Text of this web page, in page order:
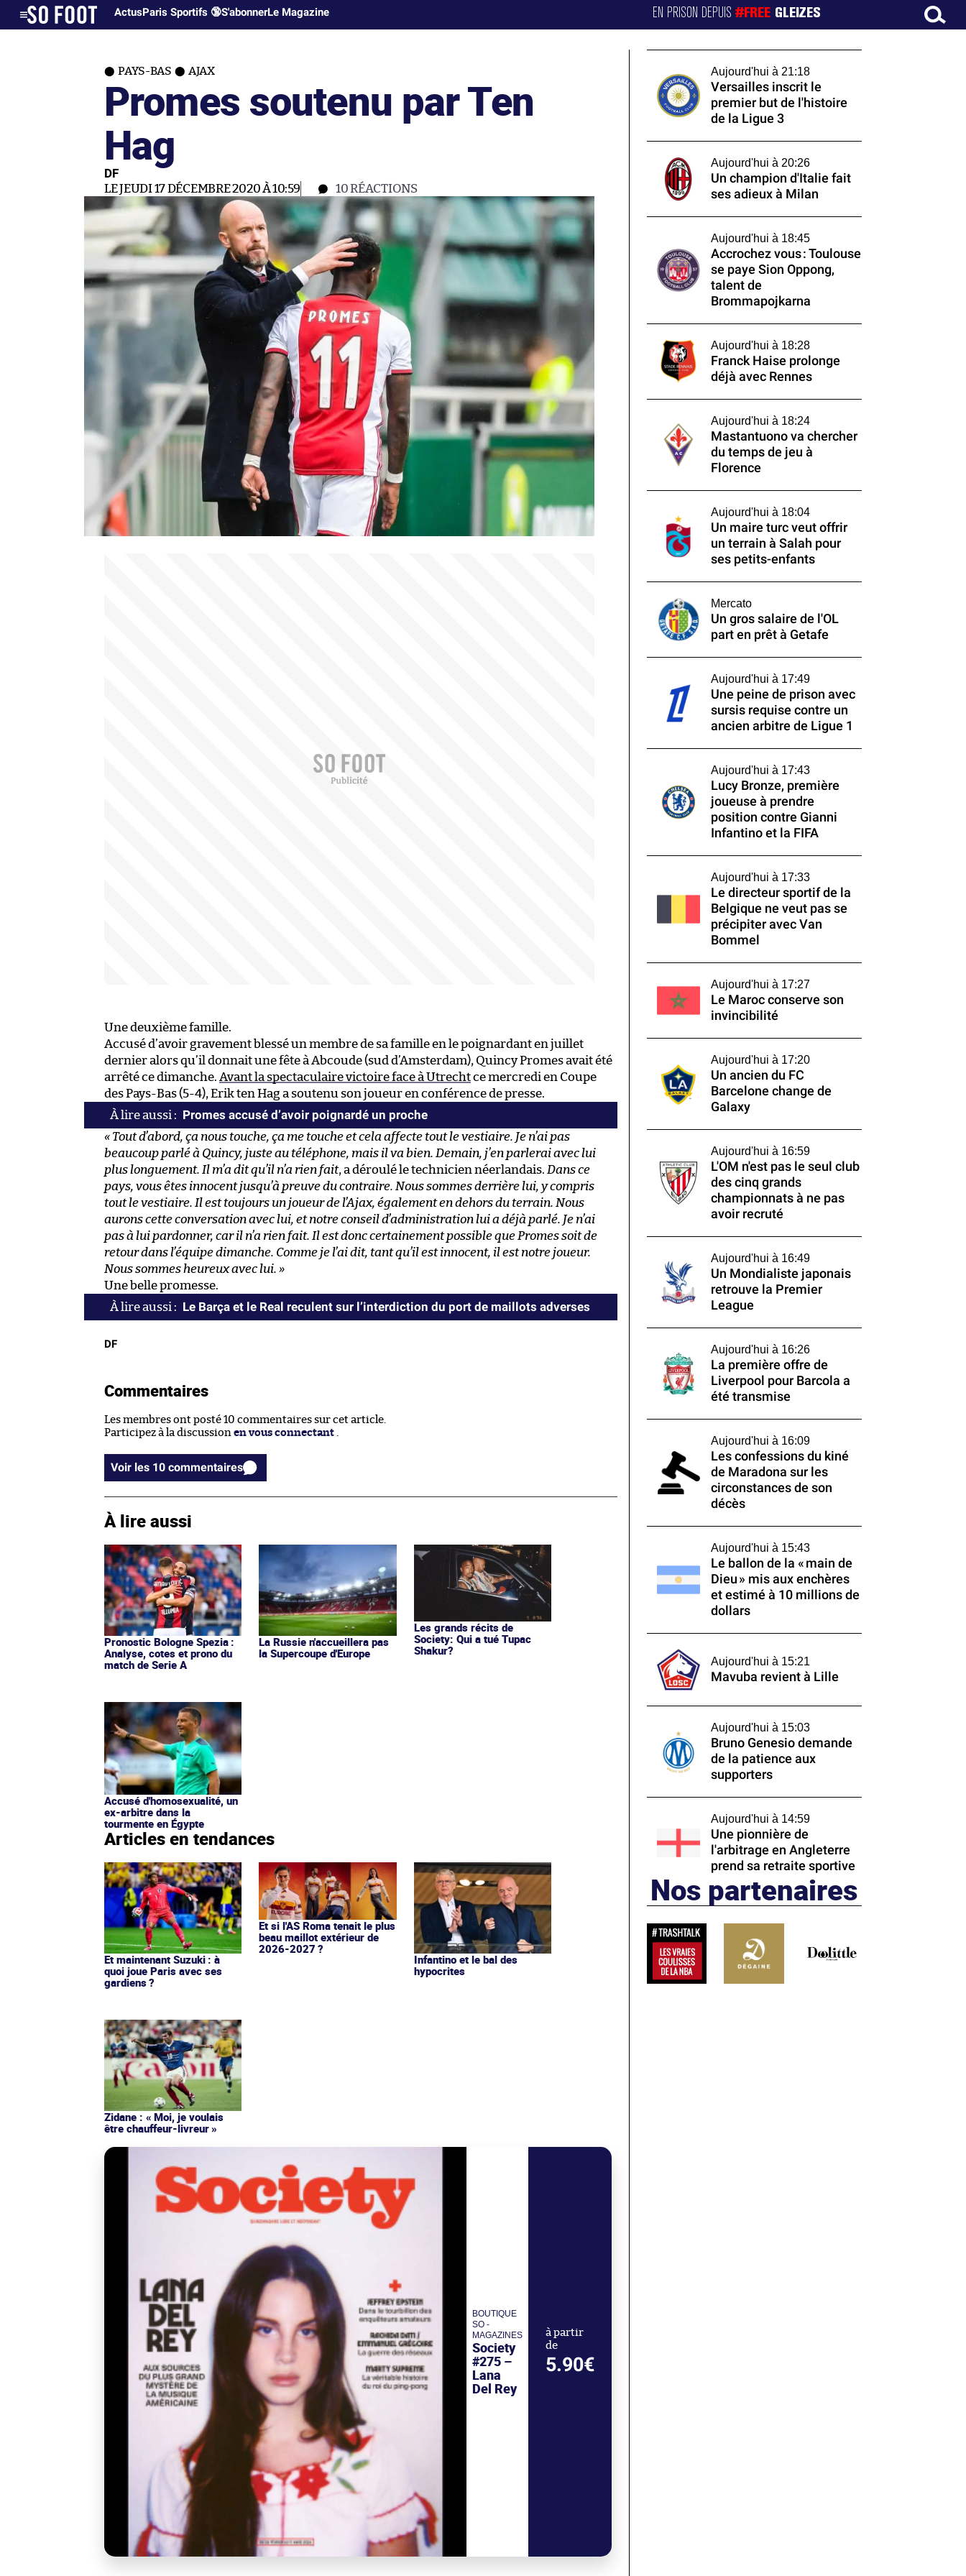
ActusParis Sportifs 🔞S'abonnerLe Magazine EN PRISON DEPUIS#FREE GLEIZES
PAYS-BAS AJAX
Promes soutenu par Ten
Hag
DF
LE JEUDI 17 DÉCEMBRE 2020 À 10:59 10RÉACTIONS
Une deuxième famille.
Accusé d’avoir gravement blessé un membre de sa famille en le poignardant en juillet
dernier alors qu’il donnait une fête à Abcoude (sud d’Amsterdam), Quincy Promes avait été
arrêté ce dimanche. Avant la spectaculaire victoire face à Utrechtce mercredi en Coupe
des Pays-Bas (5-4), Erik ten Hag a soutenu son joueur en conférence de presse.
Promes accusé d’avoir poignardé un proche
« Tout d’abord, ça nous touche, ça me touche et cela affecte tout le vestiaire. Je n’ai pas
beaucoup parlé à Quincy, juste au téléphone, mais il va bien. Demain, j’en parlerai avec lui
plus longuement. Il m’a dit qu’il n’a rien fait, a déroulé le technicien néerlandais. Dans ce
pays, vous êtes innocent jusqu’à preuve du contraire. Nous sommes derrière lui, y compris
tout le vestiaire. Il est toujours un joueur de l’Ajax, également en dehors du terrain. Nous
aurons cette conversation avec lui, et notre conseil d’administration lui a déjà parlé. Je n’ai
pas à lui pardonner, car il n’a rien fait. Il est donc certainement possible que Promes soit de
retour dans l’équipe dimanche. Comme je l’ai dit, tant qu’il est innocent, il est notre joueur.
Nous sommes heureux avec lui. »
Une belle promesse.
Le Barça et le Real reculent sur l’interdiction du port de maillots adverses
DF
Commentaires
Les membres ont posté 10 commentaires sur cet article.
Participez à la discussion en vous connectant .
Voir les 10 commentaires
À lire aussi
Pronostic Bologne Spezia :
Analyse, cotes et prono du
match de Serie A
La Russie n'accueillera pas
la Supercoupe d'Europe
Les grands récits de
Society: Qui a tué Tupac
Shakur?
Accusé d'homosexualité, un
ex-arbitre dans la
tourmente en Égypte
Articles en tendances
Et maintenant Suzuki : à
quoi joue Paris avec ses
gardiens ?
Et si l'AS Roma tenait le plus
beau maillot extérieur de
2026-2027 ?
Infantino et le bal des
hypocrites
Zidane : « Moi, je voulais
être chauffeur-livreur »
BOUTIQUE
SO -
MAGAZINES
Society
#275 –
Lana
Del Rey
à partir
de
5.90€
Aujourd'hui à 21:18
Versailles inscrit le
premier but de l'histoire
de la Ligue 3
Aujourd'hui à 20:26
Un champion d'Italie fait
ses adieux à Milan
Aujourd'hui à 18:45
Accrochez vous : Toulouse
se paye Sion Oppong,
talent de
Brommapojkarna
Aujourd'hui à 18:28
Franck Haise prolonge
déjà avec Rennes
Aujourd'hui à 18:24
Mastantuono va chercher
du temps de jeu à
Florence
Aujourd'hui à 18:04
Un maire turc veut offrir
un terrain à Salah pour
ses petits-enfants
Mercato
Un gros salaire de l'OL
part en prêt à Getafe
Aujourd'hui à 17:49
Une peine de prison avec
sursis requise contre un
ancien arbitre de Ligue 1
Aujourd'hui à 17:43
Lucy Bronze, première
joueuse à prendre
position contre Gianni
Infantino et la FIFA
Aujourd'hui à 17:33
Le directeur sportif de la
Belgique ne veut pas se
précipiter avec Van
Bommel
Aujourd'hui à 17:27
Le Maroc conserve son
invincibilité
Aujourd'hui à 17:20
Un ancien du FC
Barcelone change de
Galaxy
Aujourd'hui à 16:59
L'OM n'est pas le seul club
des cinq grands
championnats à ne pas
avoir recruté
Aujourd'hui à 16:49
Un Mondialiste japonais
retrouve la Premier
League
Aujourd'hui à 16:26
La première offre de
Liverpool pour Barcola a
été transmise
Aujourd'hui à 16:09
Les confessions du kiné
de Maradona sur les
circonstances de son
décès
Aujourd'hui à 15:43
Le ballon de la « main de
Dieu » mis aux enchères
et estimé à 10 millions de
dollars
Aujourd'hui à 15:21
Mavuba revient à Lille
Aujourd'hui à 15:03
Bruno Genesio demande
de la patience aux
supporters
Aujourd'hui à 14:59
Une pionnière de
l'arbitrage en Angleterre
prend sa retraite sportive
Nos partenaires